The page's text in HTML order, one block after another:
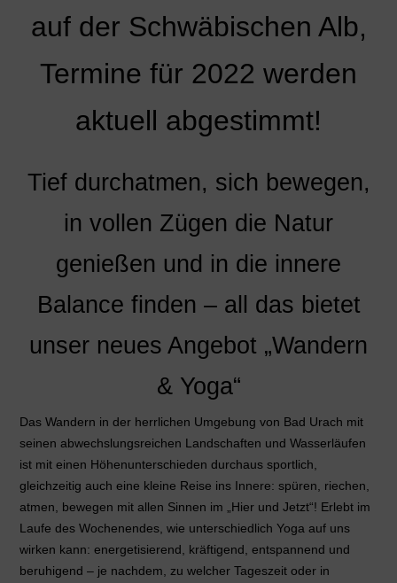
auf der Schwäbischen Alb,
Termine für 2022 werden
aktuell abgestimmt!
Tief durchatmen, sich bewegen,
in vollen Zügen die Natur
genießen und in die innere
Balance finden – all das bietet
unser neues Angebot „Wandern
& Yoga“
Das Wandern in der herrlichen Umgebung von Bad Urach mit
seinen abwechslungsreichen Landschaften und Wasserläufen
ist mit einen Höhenunterschieden durchaus sportlich,
gleichzeitig auch eine kleine Reise ins Innere: spüren, riechen,
atmen, bewegen mit allen Sinnen im „Hier und Jetzt“! Erlebt im
Laufe des Wochenendes, wie unterschiedlich Yoga auf uns
wirken kann: energetisierend, kräftigend, entspannend und
beruhigend – je nachdem, zu welcher Tageszeit oder in